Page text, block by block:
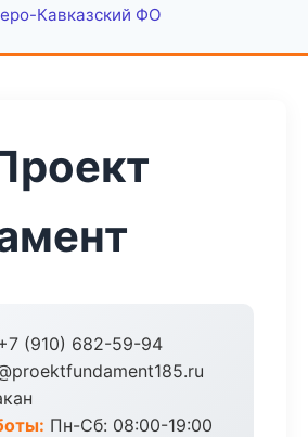
Кавказский ФО
(910) 682-59-94
Пн-Сб: 08:00-19:00